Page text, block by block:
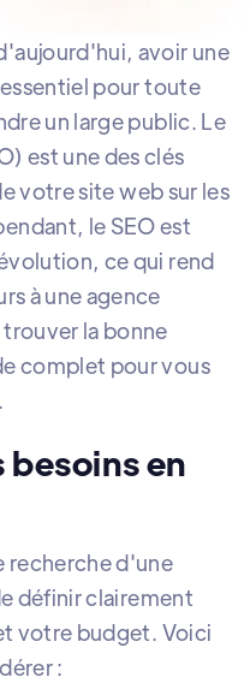
avoir une
pour toute
un large public. Le
est une des clés
votre site web sur les
le SEO est
ce qui rend
à une agence
la bonne
complet pour vous
en
recherche d'une
définir clairement
votre budget. Voici
: